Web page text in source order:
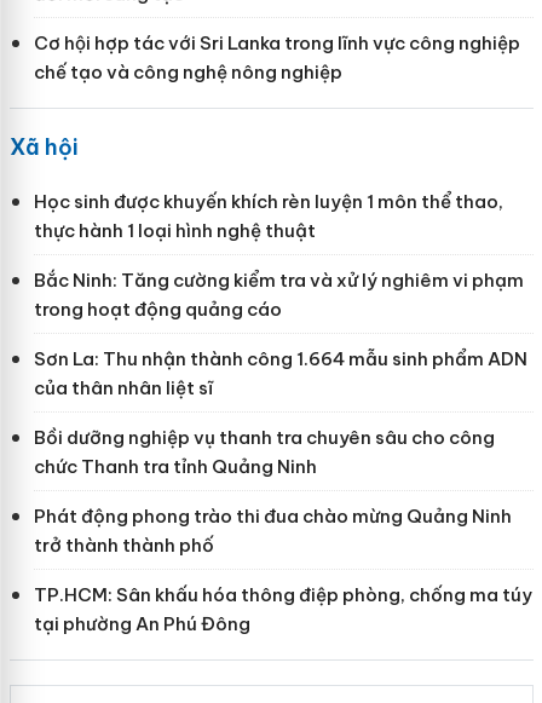
Cơ hội hợp tác với Sri Lanka trong lĩnh vực công nghiệp
chế tạo và công nghệ nông nghiệp
Xã hội
Học sinh được khuyến khích rèn luyện 1 môn thể thao,
thực hành 1 loại hình nghệ thuật
Bắc Ninh: Tăng cường kiểm tra và xử lý nghiêm vi phạm
trong hoạt động quảng cáo
Sơn La: Thu nhận thành công 1.664 mẫu sinh phẩm ADN
của thân nhân liệt sĩ
Bồi dưỡng nghiệp vụ thanh tra chuyên sâu cho công
chức Thanh tra tỉnh Quảng Ninh
Phát động phong trào thi đua chào mừng Quảng Ninh
trở thành thành phố
TP.HCM: Sân khấu hóa thông điệp phòng, chống ma túy
tại phường An Phú Đông